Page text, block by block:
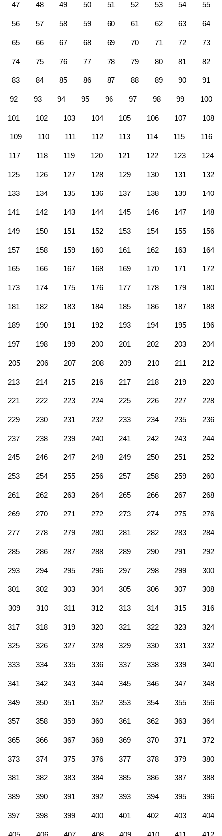
47 48 49 50 51 52 53 54 55
56 57 58 59 60 61 62 63 64
65 66 67 68 69 70 71 72 73
74 75 76 77 78 79 80 81 82
83 84 85 86 87 88 89 90 91
92 93 94 95 96 97 98 99 100
101 102 103 104 105 106 107 108
109 110 111 112 113 114 115 116
117 118 119 120 121 122 123 124
125 126 127 128 129 130 131 132
133 134 135 136 137 138 139 140
141 142 143 144 145 146 147 148
149 150 151 152 153 154 155 156
157 158 159 160 161 162 163 164
165 166 167 168 169 170 171 172
173 174 175 176 177 178 179 180
181 182 183 184 185 186 187 188
189 190 191 192 193 194 195 196
197 198 199 200 201 202 203 204
205 206 207 208 209 210 211 212
213 214 215 216 217 218 219 220
221 222 223 224 225 226 227 228
229 230 231 232 233 234 235 236
237 238 239 240 241 242 243 244
245 246 247 248 249 250 251 252
253 254 255 256 257 258 259 260
261 262 263 264 265 266 267 268
269 270 271 272 273 274 275 276
277 278 279 280 281 282 283 284
285 286 287 288 289 290 291 292
293 294 295 296 297 298 299 300
301 302 303 304 305 306 307 308
309 310 311 312 313 314 315 316
317 318 319 320 321 322 323 324
325 326 327 328 329 330 331 332
333 334 335 336 337 338 339 340
341 342 343 344 345 346 347 348
349 350 351 352 353 354 355 356
357 358 359 360 361 362 363 364
365 366 367 368 369 370 371 372
373 374 375 376 377 378 379 380
381 382 383 384 385 386 387 388
389 390 391 392 393 394 395 396
397 398 399 400 401 402 403 404